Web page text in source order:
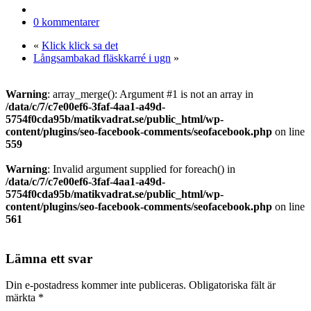
0 kommentarer
« Klick klick sa det
Långsambakad fläskkarré i ugn »
Warning: array_merge(): Argument #1 is not an array in
/data/c/7/c7e00ef6-3faf-4aa1-a49d-
5754f0cda95b/matikvadrat.se/public_html/wp-
content/plugins/seo-facebook-comments/seofacebook.php on line
559
Warning: Invalid argument supplied for foreach() in
/data/c/7/c7e00ef6-3faf-4aa1-a49d-
5754f0cda95b/matikvadrat.se/public_html/wp-
content/plugins/seo-facebook-comments/seofacebook.php on line
561
Lämna ett svar
Din e-postadress kommer inte publiceras. Obligatoriska fält är
märkta *